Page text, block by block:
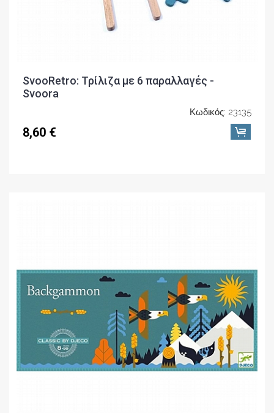
SvooRetro: Τρίλιζα με 6 παραλλαγές -
Svoora
Κωδικός: 23135
8,60 €